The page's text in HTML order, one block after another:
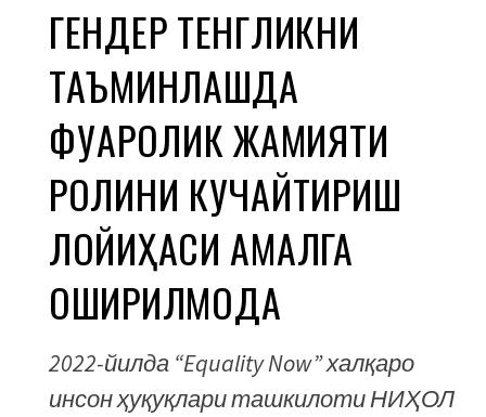
ГЕНДЕР ТЕНГЛИКНИ
ТАЪМИНЛАШДА
ФУҚАРОЛИК ЖАМИЯТИ
РОЛИНИ КУЧАЙТИРИШ
ЛОЙИҲАСИ АМАЛГА
ОШИРИЛМОҚДА
2022-йилда “Equality Now” халқаро
инсон ҳуқуқлари ташкилоти НИҲОЛ